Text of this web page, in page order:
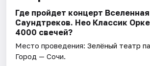
Где пройдет концерт Вселенная
Саундтреков. Нео Классик
4000 свечей?
Место проведения:Зелёный театр
Город — Сочи.